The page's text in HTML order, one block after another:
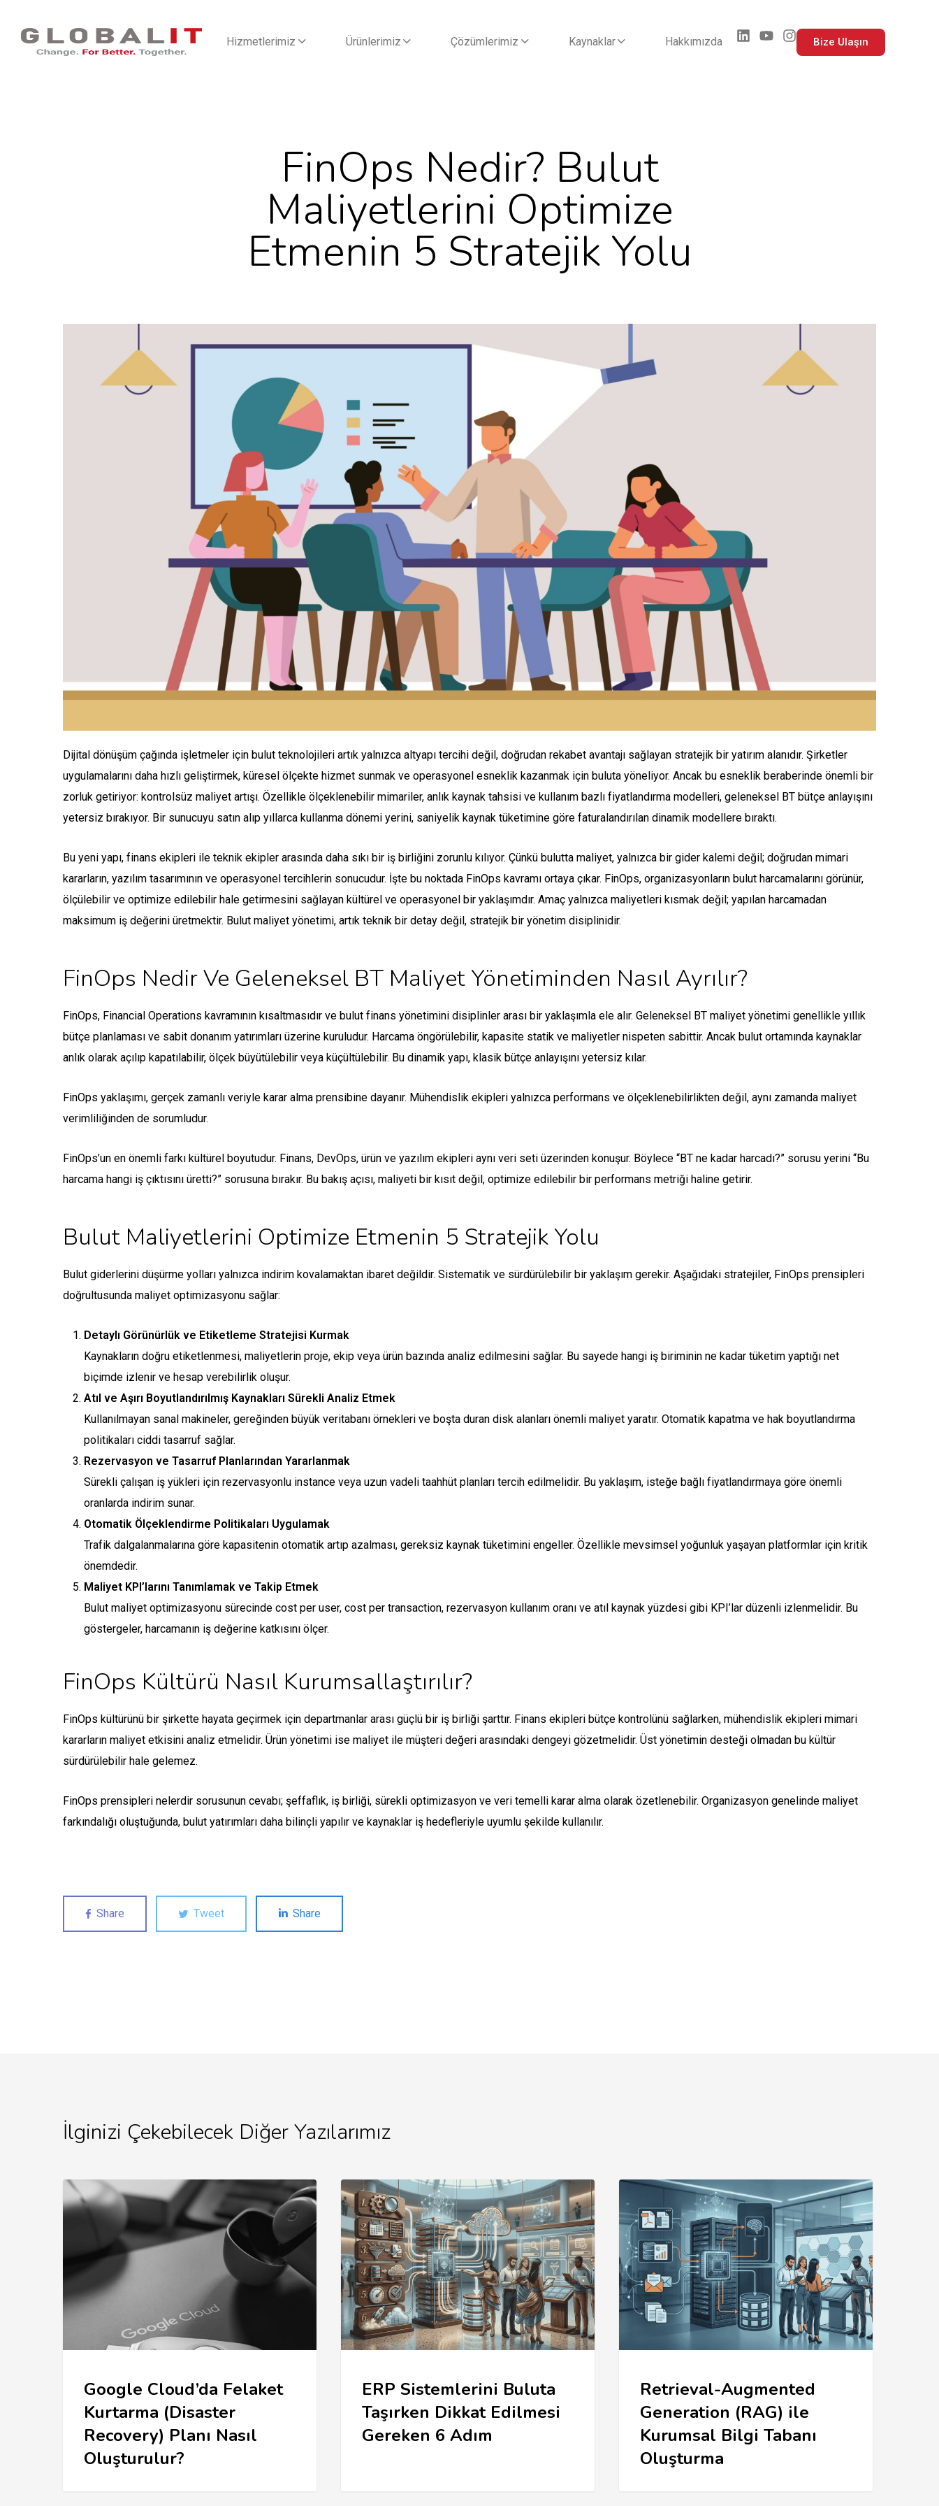
Hizmetlerimiz Ürünlerimiz Çözümlerimiz Kaynaklar Hakkımızda Bize Ulaşın
FinOps Nedir? Bulut
Maliyetlerini Optimize
Etmenin 5 Stratejik Yolu
Dijital dönüşüm çağında işletmeler için bulut teknolojileri artık yalnızca altyapı tercihi değil, doğrudan rekabet avantajı sağlayan stratejik bir yatırım alanıdır. Şirketler
uygulamalarını daha hızlı geliştirmek, küresel ölçekte hizmet sunmak ve operasyonel esneklik kazanmak için buluta yöneliyor. Ancak bu esneklik beraberinde önemli bir
zorluk getiriyor: kontrolsüz maliyet artışı. Özellikle ölçeklenebilir mimariler, anlık kaynak tahsisi ve kullanım bazlı fiyatlandırma modelleri, geleneksel BT bütçe anlayışını
yetersiz bırakıyor. Bir sunucuyu satın alıp yıllarca kullanma dönemi yerini, saniyelik kaynak tüketimine göre faturalandırılan dinamik modellere bıraktı.
Bu yeni yapı, finans ekipleri ile teknik ekipler arasında daha sıkı bir iş birliğini zorunlu kılıyor. Çünkü bulutta maliyet, yalnızca bir gider kalemi değil; doğrudan mimari
kararların, yazılım tasarımının ve operasyonel tercihlerin sonucudur. İşte bu noktada FinOps kavramı ortaya çıkar. FinOps, organizasyonların bulut harcamalarını görünür,
ölçülebilir ve optimize edilebilir hale getirmesini sağlayan kültürel ve operasyonel bir yaklaşımdır. Amaç yalnızca maliyetleri kısmak değil; yapılan harcamadan
maksimum iş değerini üretmektir. Bulut maliyet yönetimi, artık teknik bir detay değil, stratejik bir yönetim disiplinidir.
FinOps Nedir Ve Geleneksel BT Maliyet Yönetiminden Nasıl Ayrılır?
FinOps, Financial Operations kavramının kısaltmasıdır ve bulut finans yönetimini disiplinler arası bir yaklaşımla ele alır. Geleneksel BT maliyet yönetimi genellikle yıllık
bütçe planlaması ve sabit donanım yatırımları üzerine kuruludur. Harcama öngörülebilir, kapasite statik ve maliyetler nispeten sabittir. Ancak bulut ortamında kaynaklar
anlık olarak açılıp kapatılabilir, ölçek büyütülebilir veya küçültülebilir. Bu dinamik yapı, klasik bütçe anlayışını yetersiz kılar.
FinOps yaklaşımı, gerçek zamanlı veriyle karar alma prensibine dayanır. Mühendislik ekipleri yalnızca performans ve ölçeklenebilirlikten değil, aynı zamanda maliyet
verimliliğinden de sorumludur.
FinOps’un en önemli farkı kültürel boyutudur. Finans, DevOps, ürün ve yazılım ekipleri aynı veri seti üzerinden konuşur. Böylece “BT ne kadar harcadı?” sorusu yerini “Bu
harcama hangi iş çıktısını üretti?” sorusuna bırakır. Bu bakış açısı, maliyeti bir kısıt değil, optimize edilebilir bir performans metriği haline getirir.
Bulut Maliyetlerini Optimize Etmenin 5 Stratejik Yolu
Bulut giderlerini düşürme yolları yalnızca indirim kovalamaktan ibaret değildir. Sistematik ve sürdürülebilir bir yaklaşım gerekir. Aşağıdaki stratejiler, FinOps prensipleri
doğrultusunda maliyet optimizasyonu sağlar:
Detaylı Görünürlük ve Etiketleme Stratejisi Kurmak
Kaynakların doğru etiketlenmesi, maliyetlerin proje, ekip veya ürün bazında analiz edilmesini sağlar. Bu sayede hangi iş biriminin ne kadar tüketim yaptığı net
biçimde izlenir ve hesap verebilirlik oluşur.
Atıl ve Aşırı Boyutlandırılmış Kaynakları Sürekli Analiz Etmek
Kullanılmayan sanal makineler, gereğinden büyük veritabanı örnekleri ve boşta duran disk alanları önemli maliyet yaratır. Otomatik kapatma ve hak boyutlandırma
politikaları ciddi tasarruf sağlar.
Rezervasyon ve Tasarruf Planlarından Yararlanmak
Sürekli çalışan iş yükleri için rezervasyonlu instance veya uzun vadeli taahhüt planları tercih edilmelidir. Bu yaklaşım, isteğe bağlı fiyatlandırmaya göre önemli
oranlarda indirim sunar.
Otomatik Ölçeklendirme Politikaları Uygulamak
Trafik dalgalanmalarına göre kapasitenin otomatik artıp azalması, gereksiz kaynak tüketimini engeller. Özellikle mevsimsel yoğunluk yaşayan platformlar için kritik
önemdedir.
Maliyet KPI’larını Tanımlamak ve Takip Etmek
Bulut maliyet optimizasyonu sürecinde cost per user, cost per transaction, rezervasyon kullanım oranı ve atıl kaynak yüzdesi gibi KPI’lar düzenli izlenmelidir. Bu
göstergeler, harcamanın iş değerine katkısını ölçer.
FinOps Kültürü Nasıl Kurumsallaştırılır?
FinOps kültürünü bir şirkette hayata geçirmek için departmanlar arası güçlü bir iş birliği şarttır. Finans ekipleri bütçe kontrolünü sağlarken, mühendislik ekipleri mimari
kararların maliyet etkisini analiz etmelidir. Ürün yönetimi ise maliyet ile müşteri değeri arasındaki dengeyi gözetmelidir. Üst yönetimin desteği olmadan bu kültür
sürdürülebilir hale gelemez.
FinOps prensipleri nelerdir sorusunun cevabı; şeffaflık, iş birliği, sürekli optimizasyon ve veri temelli karar alma olarak özetlenebilir. Organizasyon genelinde maliyet
farkındalığı oluştuğunda, bulut yatırımları daha bilinçli yapılır ve kaynaklar iş hedefleriyle uyumlu şekilde kullanılır.
Share Tweet Share
İlginizi Çekebilecek Diğer Yazılarımız
Google Cloud’da Felaket
Kurtarma (Disaster
Recovery) Planı Nasıl
Oluşturulur?
ERP Sistemlerini Buluta
Taşırken Dikkat Edilmesi
Gereken 6 Adım
Retrieval-Augmented
Generation (RAG) ile
Kurumsal Bilgi Tabanı
Oluşturma